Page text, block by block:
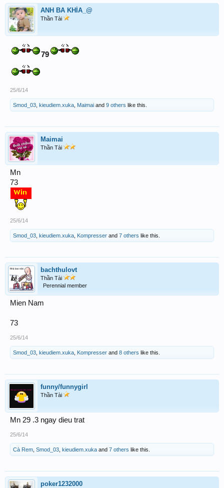
ANH BA KHÍA_@
Thần Tài
79
25/6/14
Smod_03 kieudiem.xuka Maimai and 9 others like this.
Maimai
Thần Tài
Mn
73
25/6/14
Smod_03 kieudiem.xuka Kompresser and 7 others like this.
bachthulovt
Thần Tài
Perennial member
Mien Nam
73
25/6/14
Smod_03 kieudiem.xuka Kompresser and 8 others like this.
funny/funnygirl
Thần Tài
Mn 29 .3 ngay dieu trat
25/6/14
Cà Rem Smod_03 kieudiem.xuka and 7 others like this.
poker1232000